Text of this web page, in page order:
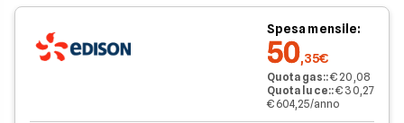
Spesa mensile:
50,35€
Quota gas::€ 20,08
Quota luce::€ 30,27
€ 604,25/anno